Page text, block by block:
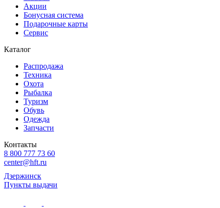
Акции
Бонусная система
Подарочные карты
Сервис
Каталог
Распродажа
Техника
Охота
Рыбалка
Туризм
Обувь
Одежда
Запчасти
Контакты
8 800 777 73 60
center@hft.ru
Дзержинск
Пункты выдачи